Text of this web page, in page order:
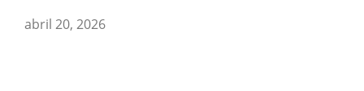
abril 20, 2026